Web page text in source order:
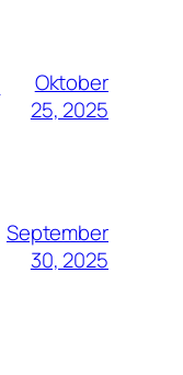
Oktober
25, 2025
September
30, 2025